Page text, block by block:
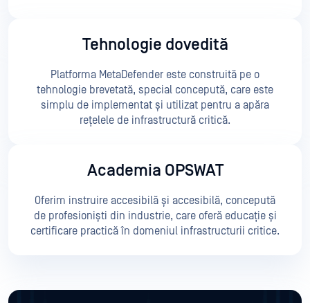
Tehnologie dovedită
Platforma MetaDefender este construită pe o
tehnologie brevetată, special concepută, care este
simplu de implementat și utilizat pentru a apăra
rețelele de infrastructură critică.
Academia OPSWAT
Oferim instruire accesibilă și accesibilă, concepută
de profesioniști din industrie, care oferă educație și
certificare practică în domeniul infrastructurii critice.